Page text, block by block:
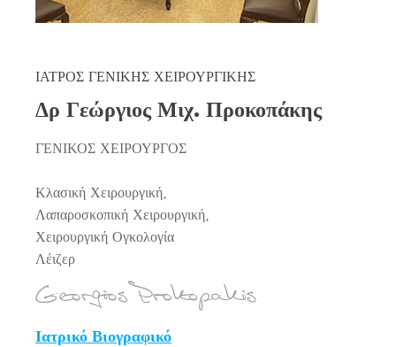
ΙΑΤΡΟΣ ΓΕΝΙΚΗΣ ΧΕΙΡΟΥΡΓΙΚΗΣ
Δρ Γεώργιος Μιχ. Προκοπάκης
ΓΕΝΙΚΟΣ ΧΕΙΡΟΥΡΓΟΣ
Κλασική Χειρουργική,
Λαπαροσκοπική Χειρουργική,
Χειρουργική Ογκολογία
Λέιζερ
Ιατρικό Βιογραφικό